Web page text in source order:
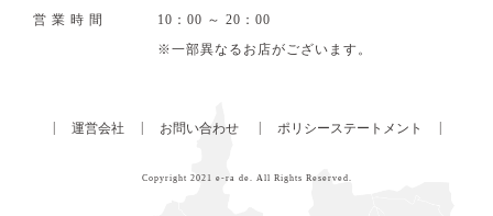
営業時間
10：00 ～ 20：00
※一部異なるお店がございます。
運営会社 お問い合わせ ポリシーステートメント
Copyright 2021 e-ra de. All Rights Reserved.